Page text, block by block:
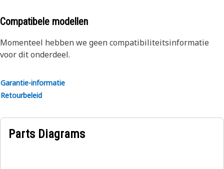
Compatibele modellen
Momenteel hebben we geen compatibiliteitsinformatie
voor dit onderdeel.
Garantie-informatie
Retourbeleid
Parts Diagrams